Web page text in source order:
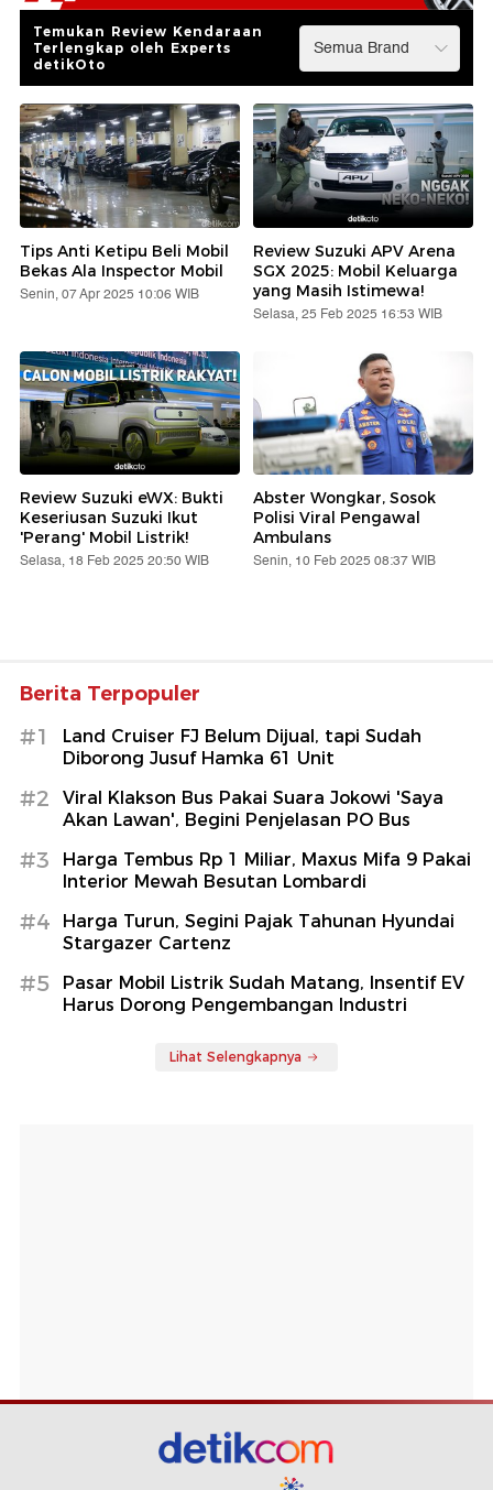
Temukan Review Kendaraan
Terlengkap oleh Experts
detikOto
Tips Anti Ketipu Beli Mobil
Bekas Ala Inspector Mobil
Senin, 07 Apr 2025 10:06 WIB
Review Suzuki APV Arena
SGX 2025: Mobil Keluarga
yang Masih Istimewa!
Selasa, 25 Feb 2025 16:53 WIB
Review Suzuki eWX: Bukti
Keseriusan Suzuki Ikut
'Perang' Mobil Listrik!
Selasa, 18 Feb 2025 20:50 WIB
Abster Wongkar, Sosok
Polisi Viral Pengawal
Ambulans
Senin, 10 Feb 2025 08:37 WIB
Berita Terpopuler
#1
Land Cruiser FJ Belum Dijual, tapi Sudah
Diborong Jusuf Hamka 61 Unit
#2
Viral Klakson Bus Pakai Suara Jokowi 'Saya
Akan Lawan', Begini Penjelasan PO Bus
#3
Harga Tembus Rp 1 Miliar, Maxus Mifa 9 Pakai
Interior Mewah Besutan Lombardi
#4
Harga Turun, Segini Pajak Tahunan Hyundai
Stargazer Cartenz
#5
Pasar Mobil Listrik Sudah Matang, Insentif EV
Harus Dorong Pengembangan Industri
Lihat Selengkapnya